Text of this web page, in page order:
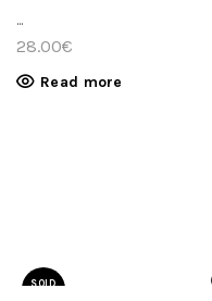
...
28.00€
Read more
SOLD